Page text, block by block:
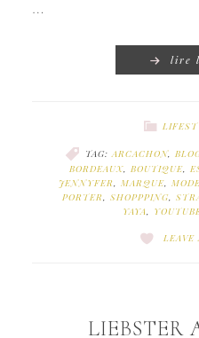
…
lire
TAG:ARCACHON,
BORDEAUX, BOUTIQUE,
JENNYFER, MARQUE,
PORTER, SHOPPPING,
YAYA,
LEAVE
LIEBSTER